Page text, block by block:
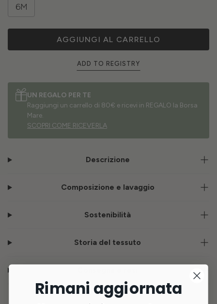
6M
AGGIUNGI AL CARRELLO
ADD TO REGISTRY
UN REGALO PER TE
Raggiungi un carrello di 80€ e ricevi in REGALO la Borsa
Mare.
SCOPRI COME RICEVERLA
Descrizione
Composizione e lavaggio
Sostenibilità
Storia del tessuto
Rimani aggiornata